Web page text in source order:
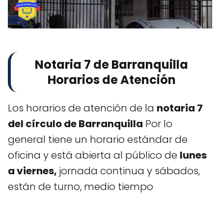
Notaria 7 de Barranquilla
Horarios de Atención
Los horarios de atención de la notaria 7
del círculo de Barranquilla Por lo
general tiene un horario estándar de
oficina y está abierta al público de lunes
a viernes, jornada continua y sábados,
están de turno, medio tiempo